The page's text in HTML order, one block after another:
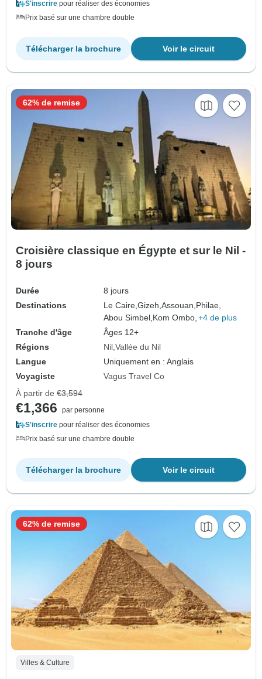
S'inscrire pour réaliser des économies
Prix basé sur une chambre double
Voir le circuit
Télécharger la brochure
Croisière classique en Égypte et sur le Nil -
8 jours
Durée
8 jours
Destinations
Le Caire,Gizeh,Assouan, Philae,
Abou Simbel, Kom Ombo, +4 de plus
Tranche d'âge
Âges 12+
Régions
Nil Vallée du Nil
Langue
Uniquement en : Anglais
Voyagiste
Vagus Travel Co
62% de remise
À partir de €3,594
€1,366
par personne
S'inscrire pour réaliser des économies
Prix basé sur une chambre double
Voir le circuit
Télécharger la brochure
Villes & Culture
62% de remise